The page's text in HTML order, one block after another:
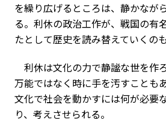
を繰り広げるところは、静かなが
る。利休の政治工作が、戦国の有
たとして歴史を読み替えていくの
利休は文化の力で静謐な世を作
万能ではなく時に手を汚すことも
文化で社会を動かすには何が必要
り、考えさせられる。